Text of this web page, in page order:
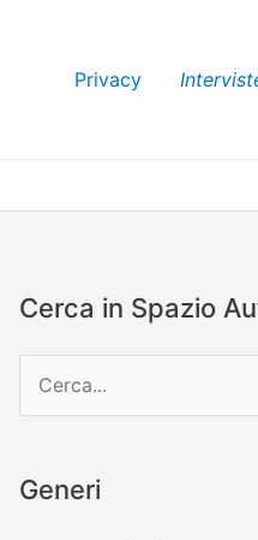
Privacy
Cerca in Spazio
e
c
Generi